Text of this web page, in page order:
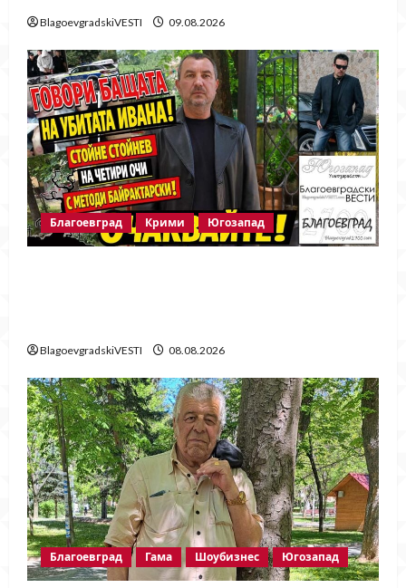
BlagoevgradskiVESTI 09.08.2026
Благоевград Крими Югозапад
BlagoevgradskiVESTI 08.08.2026
Благоевград Гама Шоубизнес Югозапад